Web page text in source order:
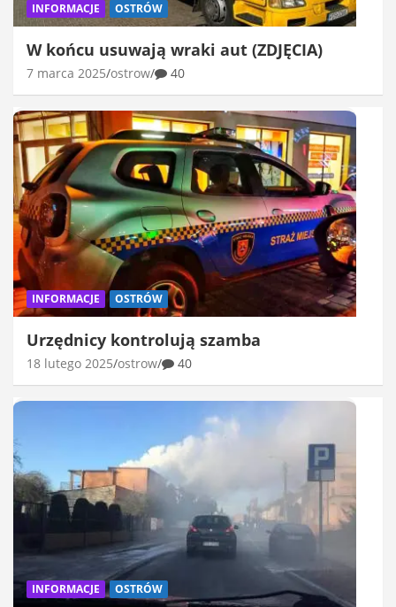
INFORMACJE OSTRÓW
W końcu usuwają wraki aut (ZDJĘCIA)
7 marca 2025 ostrow 40
INFORMACJE OSTRÓW
Urzędnicy kontrolują szamba
18 lutego 2025 ostrow 40
INFORMACJE OSTRÓW